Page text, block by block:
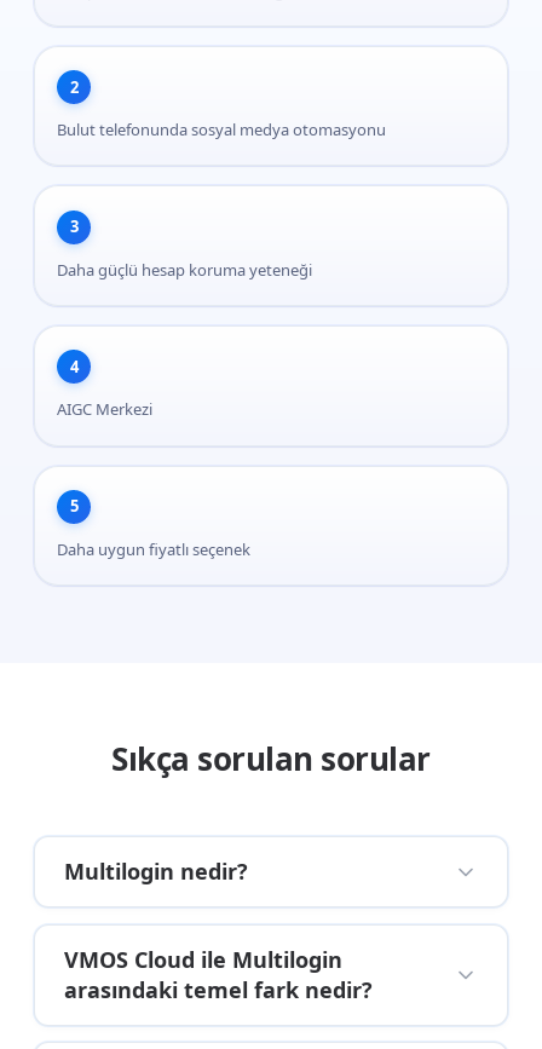
2
Bulut telefonunda sosyal medya otomasyonu
3
Daha güçlü hesap koruma yeteneği
4
AIGC Merkezi
5
Daha uygun fiyatlı seçenek
Sıkça sorulan sorular
Multilogin nedir?
VMOS Cloud ile Multilogin
arasındaki temel fark nedir?